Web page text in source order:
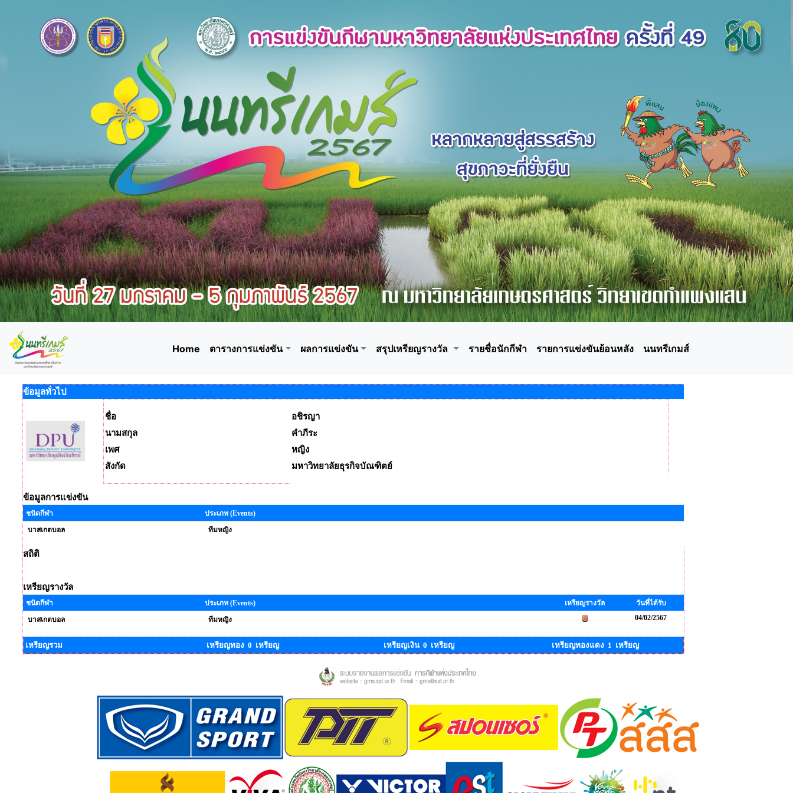
Home ตารางการแข่งขัน ผลการแข่งขัน สรุปเหรียญรางวัล รายชื่อนักกีฬา รายการแข่งขันย้อนหลัง นนทรีเกมส์
ข้อมูลทั่วไป
ชื่อ
อชิรญา
นามสกุล
คำภีระ
เพศ
หญิง
สังกัด
มหาวิทยาลัยธุรกิจบัณฑิตย์
ข้อมูลการแข่งขัน
ชนิดกีฬา
ประเภท (Events)
บาสเกตบอล
ทีมหญิง
สถิติ
เหรียญรางวัล
ชนิดกีฬา ประเภท (Events) เหรียญรางวัล
วันที่ได้รับ
บาสเกตบอล
ทีมหญิง 04/02/2567
เหรียญรวม เหรียญทอง 0 เหรียญ เหรียญเงิน 0 เหรียญ เหรียญทองแดง 1 เหรียญ